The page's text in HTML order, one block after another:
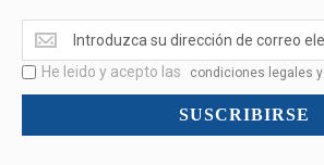
Ofertas
<br>Novedades
y
mucho
He leido y acepto las condiciones legales
SUSCRIBIRSE